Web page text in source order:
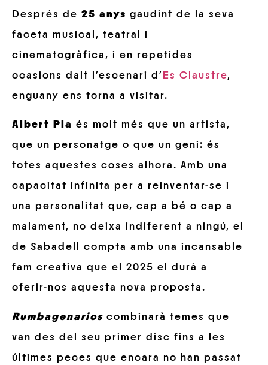
Després de 25 anys gaudint de la seva
faceta musical, teatral i
cinematogràfica, i en repetides
ocasions dalt l’escenari d’ Es Claustre,
enguany ens torna a visitar.
Albert Pla és molt més que un artista,
que un personatge o que un geni: és
totes aquestes coses alhora. Amb una
capacitat infinita per a reinventar-se i
una personalitat que, cap a bé o cap a
malament, no deixa indiferent a ningú, el
de Sabadell compta amb una incansable
fam creativa que el 2025 el durà a
oferir-nos aquesta nova proposta.
Rumbagenarios combinarà temes que
van des del seu primer disc fins a les
últimes peces que encara no han passat